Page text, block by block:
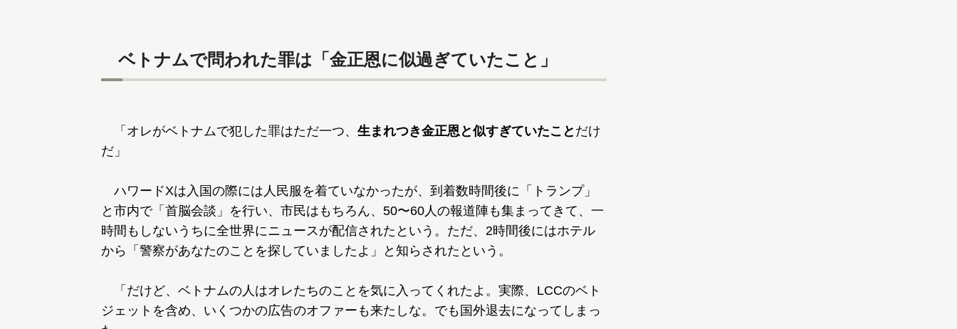
ベトナムで問われた罪は「金正恩に似過ぎていたこと」
「オレがベトナムで犯した罪はただ一つ、 生まれつき金正恩と似すぎていたこと だけ
だ」
ハワードXは入国の際には人民服を着ていなかったが、到着数時間後に「トランプ」
と市内で「首脳会談」を行い、市民はもちろん、50〜60人の報道陣も集まってきて、一
時間もしないうちに全世界にニュースが配信されたという。ただ、2時間後にはホテル
から「警察があなたのことを探していましたよ」と知らされたという。
「だけど、ベトナムの人はオレたちのことを気に入ってくれたよ。実際、LCCのベト
ジェットを含め、いくつかの広告のオファーも来たしな。でも国外退去になってしまっ